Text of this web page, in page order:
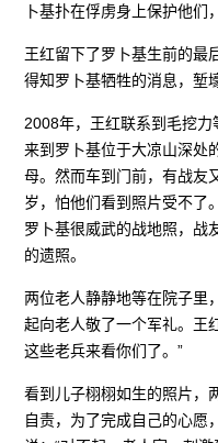
卜基扑在俘虏身上保护他们
王红留下了罗卜基生前的最
得知罗卜基牺牲的消息，堑
2008年，王红联系到毛挖力
来到罗卜基位于大凉山深处
母。然而车到门前，有战友
岁，怕他们看到照片受不了
罗卜基很威武的战地照，战
的遗照。
两位老人静静地等在院子里
起向老人敬了一个军礼。王
这些老兵来看你们了。”
看到儿子栩栩如生的照片，
自责，为了完成自己的心愿